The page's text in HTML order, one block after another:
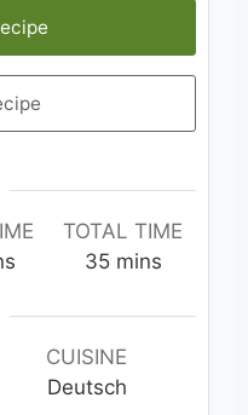
TOTAL TIME
35m
n
u
t
mins
CUISINE
Deutsch